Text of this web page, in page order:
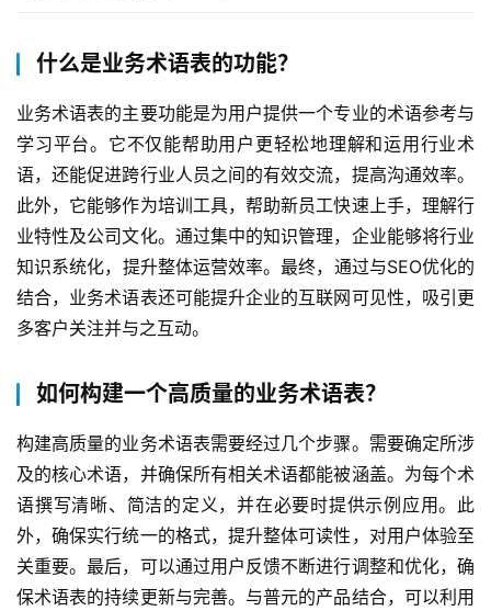
什么是业务术语表的功能？
业务术语表的主要功能是为用户提供一个专业的术语参考与
学习平台。它不仅能帮助用户更轻松地理解和运用行业术
语，还能促进跨行业人员之间的有效交流，提高沟通效率。
此外，它能够作为培训工具，帮助新员工快速上手，理解行
业特性及公司文化。通过集中的知识管理，企业能够将行业
知识系统化，提升整体运营效率。最终，通过与SEO优化的
结合，业务术语表还可能提升企业的互联网可见性，吸引更
多客户关注并与之互动。
如何构建一个高质量的业务术语表？
构建高质量的业务术语表需要经过几个步骤。需要确定所涉
及的核心术语，并确保所有相关术语都能被涵盖。为每个术
语撰写清晰、简洁的定义，并在必要时提供示例应用。此
外，确保实行统一的格式，提升整体可读性，对用户体验至
关重要。最后，可以通过用户反馈不断进行调整和优化，确
保术语表的持续更新与完善。与普元的产品结合，可以利用